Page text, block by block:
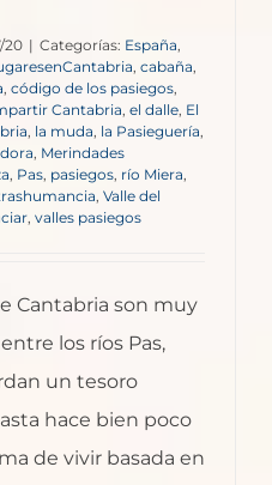
20 | Categorías: España
cabaña
código de los pasiegos
Cantabria el dalle El
la muda la Pasieguería
Merindades
Pas pasiegos río Miera
Valle del
valles pasiegos
Cantabria son muy
los ríos Pas,
un tesoro
hace bien poco
de vivir basada en